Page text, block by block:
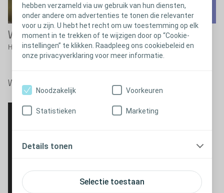
hebben verzameld via uw gebruik van hun diensten,
onder andere om advertenties te tonen die relevanter
voor u zijn. U hebt het recht om uw toestemming op elk
moment in te trekken of te wijzigen door op “Cookie-
instellingen” te klikken. Raadpleeg ons cookiebeleid en
onze privacyverklaring voor meer informatie.
Selectie toestaan
Noodzakelijk Voorkeuren
Statistieken Marketing
Details tonen
Wij zijn Coloplast
Het verhaal van Coloplast is een verhaal van passie en toewijding.
Wij zijn Coloplast